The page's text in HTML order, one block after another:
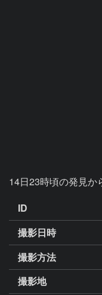
14日23時頃の発見か
ID
撮影日時
撮影方法
撮影地